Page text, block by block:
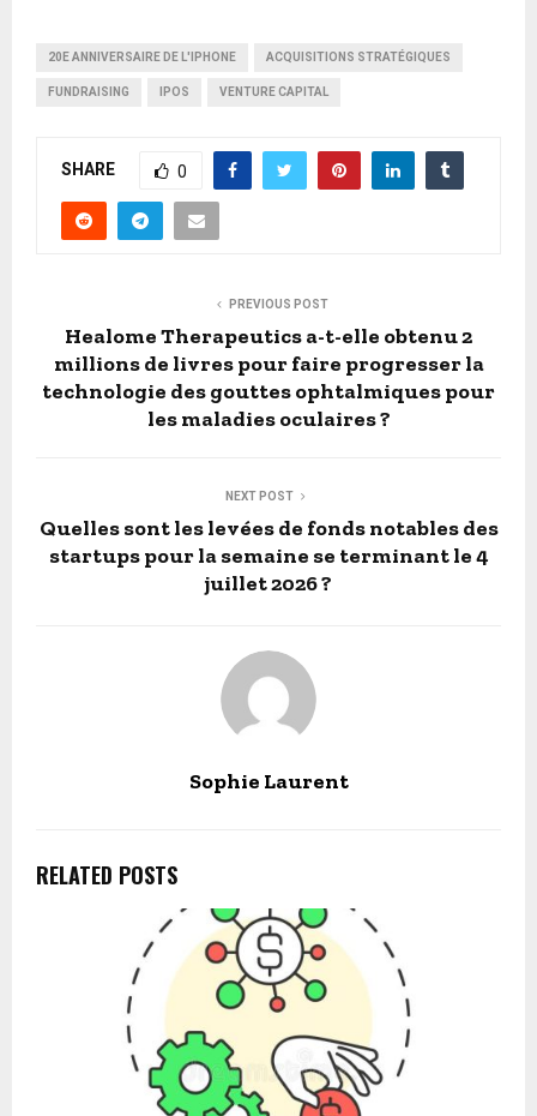
20E ANNIVERSAIRE DE L'IPHONE ACQUISITIONS STRATÉGIQUES
FUNDRAISING IPOS VENTURE CAPITAL
SHARE 0
PREVIOUS POST
Healome Therapeutics a-t-elle obtenu 2
millions de livres pour faire progresser la
technologie des gouttes ophtalmiques pour
les maladies oculaires ?
NEXT POST
Quelles sont les levées de fonds notables des
startups pour la semaine se terminant le 4
juillet 2026 ?
Sophie Laurent
RELATED POSTS